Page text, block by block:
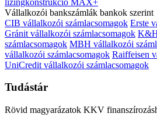
Vállalkozói bankszámlák bankok szerint
CIB vállalkozói számlacsomagok Erste
Gránit vállalkozói számlacsomagok
számlacsomagok MBH vállalkozói
vállalkozói számlacsomagok Raiffeisen
UniCredit vállalkozói számlacsomagok
Tudástár
Rövid magyarázatok KKV